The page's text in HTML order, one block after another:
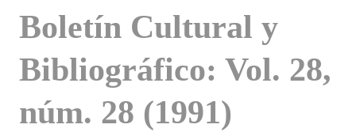
Boletín Cultural y
Bibliográfico: Vol. 28,
núm. 28 (1991)